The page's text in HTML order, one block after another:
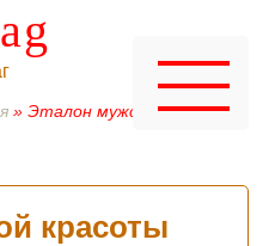
» Эталон мужской
красоты